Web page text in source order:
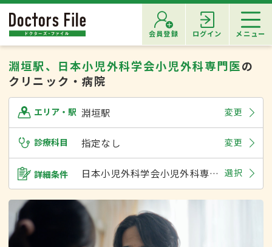
会員登録 ログイン メニュー
淵垣駅、日本小児外科学会小児外科専門医の
クリニック・病院
エリア・駅 淵垣駅 変更
診療科目 指定なし 変更
詳細条件 日本小児外科学会小児外科専門医 選択